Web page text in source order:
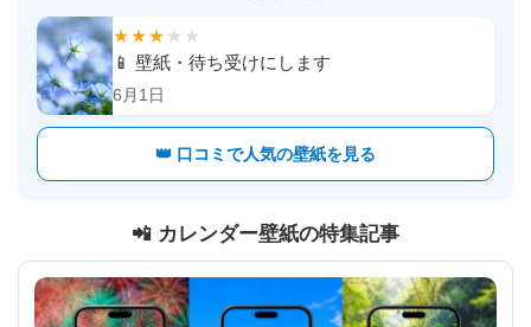
★★★ ★★
📱 壁紙・待ち受けにします
6月1日
👑 口コミで人気の壁紙を見る
📲 カレンダー壁紙の特集記事